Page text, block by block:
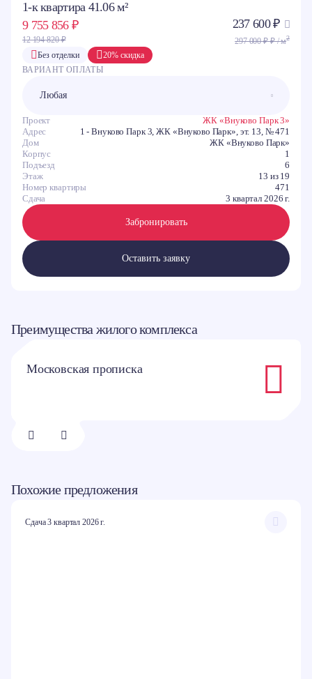
1-к квартира 41.06 м²
9 755 856 ₽
12 194 820 ₽
237 600 ₽
297 000 ₽ ₽ / м2
20% скидка
Без отделки
ВАРИАНТ ОПЛАТЫ
Проект
ЖК «Внуково Парк 3»
Адрес
1 - Внуково Парк 3, ЖК «Внуково Парк», эт. 13, № 471
Дом
ЖК «Внуково Парк»
Корпус
1
Подъезд
6
Этаж
13 из 19
Номер квартиры
471
Сдача
3 квартал 2026 г.
Забронировать
Оставить заявку
Преимущества жилого комплекса
Московская прописка
Похожие предложения
Сдача 3 квартал 2026 г.